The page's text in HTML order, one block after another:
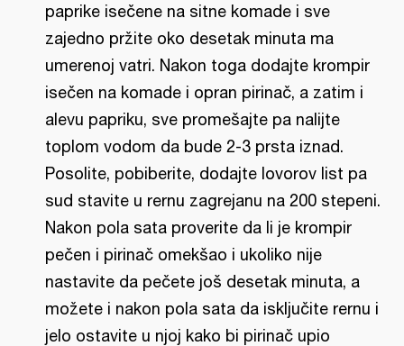
paprike isečene na sitne komade i sve
zajedno pržite oko desetak minuta ma
umerenoj vatri. Nakon toga dodajte krompir
isečen na komade i opran pirinač, a zatim i
alevu papriku, sve promešajte pa nalijte
toplom vodom da bude 2-3 prsta iznad.
Posolite, pobiberite, dodajte lovorov list pa
sud stavite u rernu zagrejanu na 200 stepeni.
Nakon pola sata proverite da li je krompir
pečen i pirinač omekšao i ukoliko nije
nastavite da pečete još desetak minuta, a
možete i nakon pola sata da isključite rernu i
jelo ostavite u njoj kako bi pirinač upio